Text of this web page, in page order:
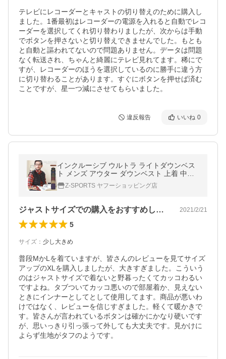
テレビにレコーダーとキャストの切り替えのために購入し
ました。1番最初はレコーダーの電源を入れると自動でレコ
ーダーを選択してくれ切り替わりましたが、次からは手動
でボタンを押さないと切り替えできませんでした。もとも
と自動と謳われてないので問題ありません。データは問題
なく転送され、ちゃんと綺麗にテレビ見れてます。稀にで
すが、レコーダーのほうを選択しているのに勝手に違う方
に切り替わることがあります。すぐにボタンを押せば済む
ことですが、星一つ減にさせてもらいました。
違反報告 いいね 0
インクルーシブ ウルトラ ライトダウンベス
ト メンズ アウター ダウンベスト 上着 中綿
収納 コンパクト
Z-SPORTS ヤフーショッピング店
ジャストサイズでの購入をおすすめします 2021/2/21
5
サイズ ： 少し大きめ
普段MかLを着ていますが、皆さんのレビューを見てサイズ
アップのXLを購入しましたが、大きすぎました。こういう
のはジャストサイズで着ないと野暮ったくてカッコわるい
ですよね。タブついてカッコ悪いので部屋着か、見えない
ときにインナーとしてとして使用してます。商品が悪いわ
けではなく、レビューを信じすぎました。軽くて暖かきで
す。皆さんが言われているボタンは確かにかなり硬いです
が、思いっきり引っ張って外しても大丈夫です。見かけに
よらず生地がタフのようです。